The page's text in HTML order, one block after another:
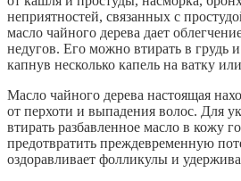
неприятностей, связанных с
масло чайного дерева дает
недугов. Его можно втирать в грудь
капнув несколько капель на ватку
Масло чайного дерева настоящая
от перхоти и выпадения волос. Для
втирать разбавленное масло в кожу
предотвратить преждевременную
оздоравливает фолликулы и